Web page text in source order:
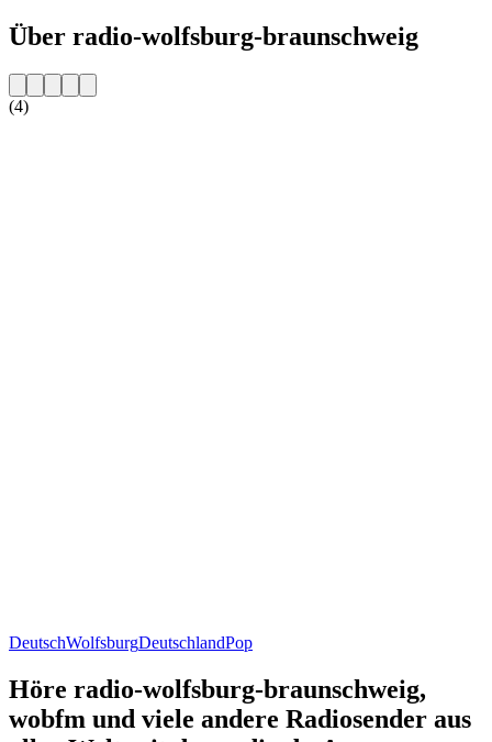
Über radio-wolfsburg-braunschweig
(4)
DeutschWolfsburgDeutschlandPop
Höre radio-wolfsburg-braunschweig,
wobfm und viele andere Radiosender aus